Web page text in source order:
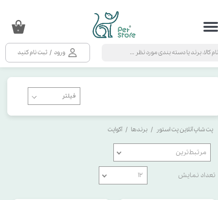
ورود / ثبت نام کنید
حساب کاربری من
سفارشات
۰
پت شاپ آنلاین پت استور برندها آکواپت
مرتبط‌ترین
تعداد نمایش ۱۲